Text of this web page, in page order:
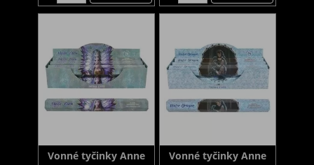
Vonné tyčinky Anne
Vonné tyčinky Anne